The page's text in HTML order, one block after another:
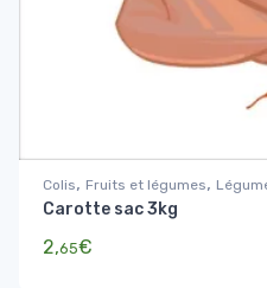
Colis, Fruits et légumes,
Carotte sac 3kg
2,65€